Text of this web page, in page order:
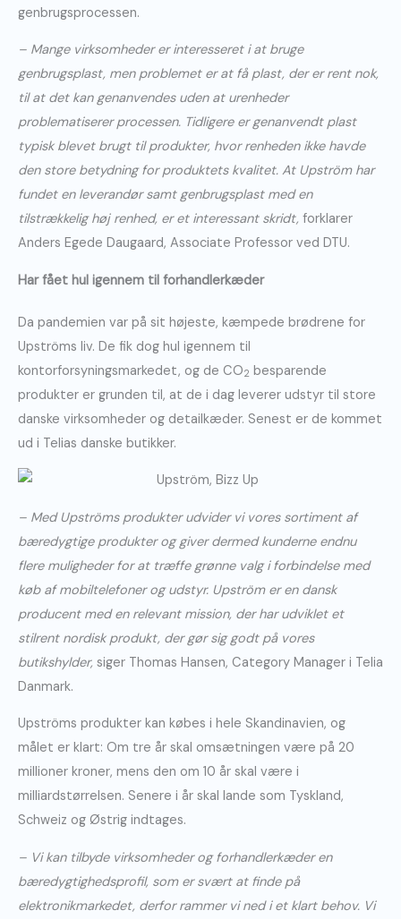
genbrugsprocessen.
– Mange virksomheder er interesseret i at bruge
genbrugsplast, men problemet er at få plast, der er rent nok,
til at det kan genanvendes uden at urenheder
problematiserer processen. Tidligere er genanvendt plast
typisk blevet brugt til produkter, hvor renheden ikke havde
den store betydning for produktets kvalitet. At Upström har
fundet en leverandør samt genbrugsplast med en
tilstrækkelig høj renhed, er et interessant skridt, forklarer
Anders Egede Daugaard, Associate Professor ved DTU.
Har fået hul igennem til forhandlerkæder
Da pandemien var på sit højeste, kæmpede brødrene for
Upströms liv. De fik dog hul igennem til
kontorforsyningsmarkedet, og de CO2 besparende
produkter er grunden til, at de i dag leverer udstyr til store
danske virksomheder og detailkæder. Senest er de kommet
ud i Telias danske butikker.
– Med Upströms produkter udvider vi vores sortiment af
bæredygtige produkter og giver dermed kunderne endnu
flere muligheder for at træffe grønne valg i forbindelse med
køb af mobiltelefoner og udstyr. Upström er en dansk
producent med en relevant mission, der har udviklet et
stilrent nordisk produkt, der gør sig godt på vores
butikshylder, siger Thomas Hansen, Category Manager i Telia
Danmark.
Upströms produkter kan købes i hele Skandinavien, og
målet er klart: Om tre år skal omsætningen være på 20
millioner kroner, mens den om 10 år skal være i
milliardstørrelsen. Senere i år skal lande som Tyskland,
Schweiz og Østrig indtages.
– Vi kan tilbyde virksomheder og forhandlerkæder en
bæredygtighedsprofil, som er svært at finde på
elektronikmarkedet, derfor rammer vi ned i et klart behov. Vi